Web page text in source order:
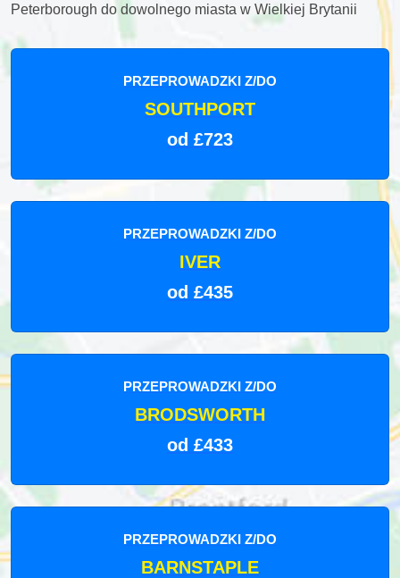
Peterborough do dowolnego miasta w Wielkiej Brytanii
PRZEPROWADZKI Z/DO
SOUTHPORT
od £723
PRZEPROWADZKI Z/DO
IVER
od £435
PRZEPROWADZKI Z/DO
BRODSWORTH
od £433
PRZEPROWADZKI Z/DO
BARNSTAPLE